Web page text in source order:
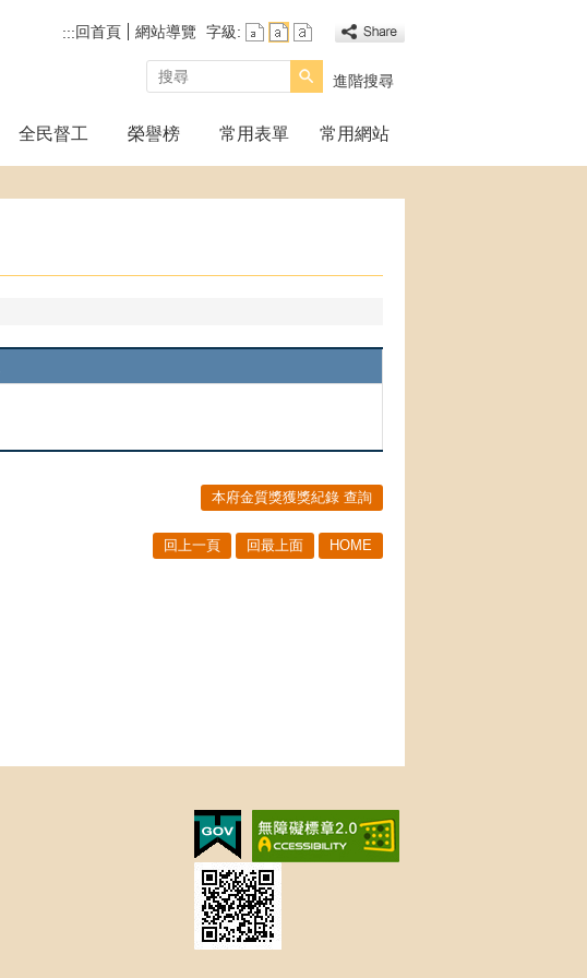
:::回首頁 網站導覽 字級:
搜尋
進階搜尋
全民督工 榮譽榜 常用表單 常用網站
本府金質獎獲獎紀錄 查詢
回上一頁 回最上面 HOME